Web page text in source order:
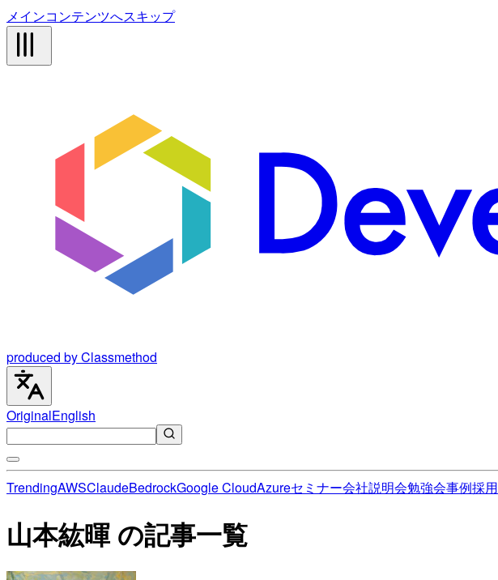
メインコンテンツへスキップ
produced by Classmethod
OriginalEnglish
TrendingAWSClaudeBedrockGoogle CloudAzureセミナー会社説明会勉強会事例採用
山本紘暉 の記事一覧